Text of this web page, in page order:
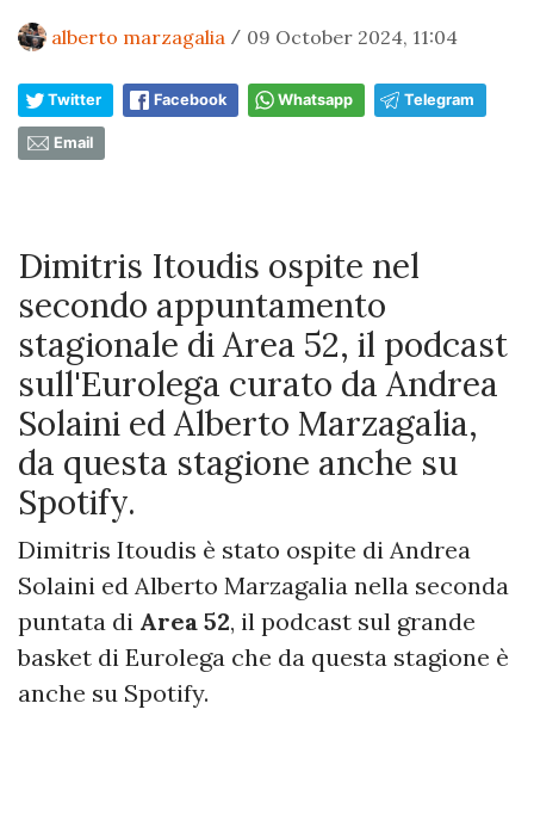
alberto marzagalia / 09 October 2024, 11:04
Twitter Facebook Whatsapp Telegram
Email
Dimitris Itoudis ospite nel
secondo appuntamento
stagionale di Area 52, il podcast
sull'Eurolega curato da Andrea
Solaini ed Alberto Marzagalia,
da questa stagione anche su
Spotify.
Dimitris Itoudis è stato ospite di Andrea
Solaini ed Alberto Marzagalia nella seconda
puntata di Area 52, il podcast sul grande
basket di Eurolega che da questa stagione è
anche su Spotify.